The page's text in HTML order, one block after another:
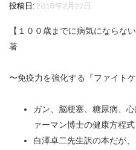
投稿日: 2018年2月27日
【１００歳までに病気にならな
著
〜免疫力を強化する『ファイト
ガン、脳梗塞、糖尿病、
ァーマン博士の健康方程式
白澤卓二先生訳の本だが